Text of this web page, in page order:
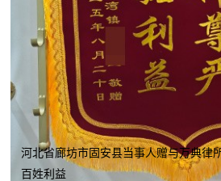
河北省廊坊市固安县当事人赠与万典律
百姓利益